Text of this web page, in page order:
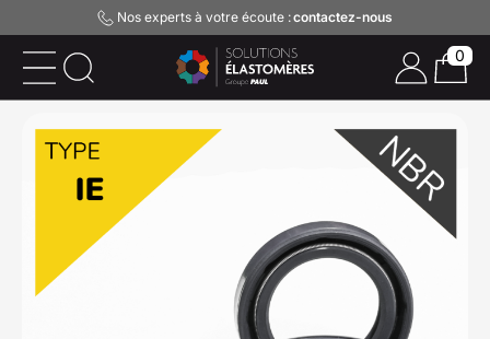
Nos experts à votre écoute :contactez-nous
0